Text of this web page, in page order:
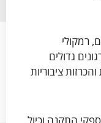
רמקולי
גדולים
ציבוריות
התקנה וכיול